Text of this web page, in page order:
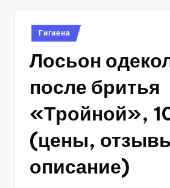
Опубликовано
в
Гигиена
Лосьон
после бритья
«Тройной»,
(цены,
описание)